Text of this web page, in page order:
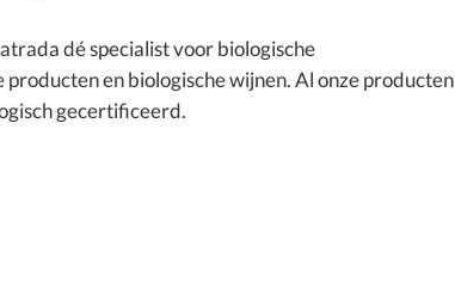
dé specialist voorbiologische
producten enbiologische wijnen. Al onze producten
gecertificeerd.